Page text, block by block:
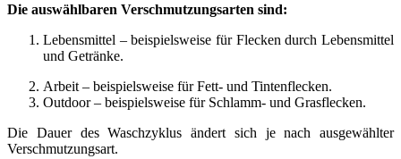
Die auswählbaren Verschmutzungsarten sind:
Lebensmittel – beispielsweise für Flecken durch Lebensmittel
und Getränke.
Arbeit – beispielsweise für Fett- und Tintenflecken.
Outdoor – beispielsweise für Schlamm- und Grasflecken.
Die Dauer des Waschzyklus ändert sich je nach ausgewählter
Verschmutzungsart.